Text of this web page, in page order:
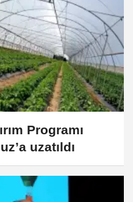
Programı
uzatıldı